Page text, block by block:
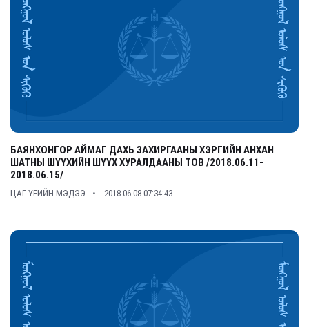
БАЯНХОНГОР АЙМАГ ДАХЬ ЗАХИРГААНЫ ХЭРГИЙН АНХАН
ШАТНЫ ШҮҮХИЙН ШҮҮХ ХУРАЛДААНЫ ТОВ /2018.06.11-
2018.06.15/
ЦАГ ҮЕИЙН МЭДЭЭ 2018-06-08 07:34:43